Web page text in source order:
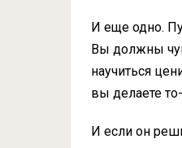
И еще одно.
Вы должны
научиться
вы делаете
И если он